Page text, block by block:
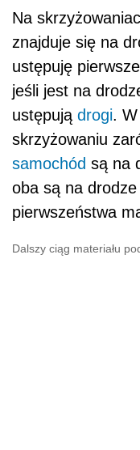
Na
znajduje się na
ustępuję
jeśli jest na
ustępują drogi.
skrzyżowaniu
samochód są na
oba są na
pierwszeństwa
Dalszy ciąg materiału